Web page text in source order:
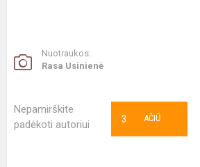
Nuotraukos:
Rasa Usinienė
Nepamirškite
padėkoti autoriui
AČIŪ
3